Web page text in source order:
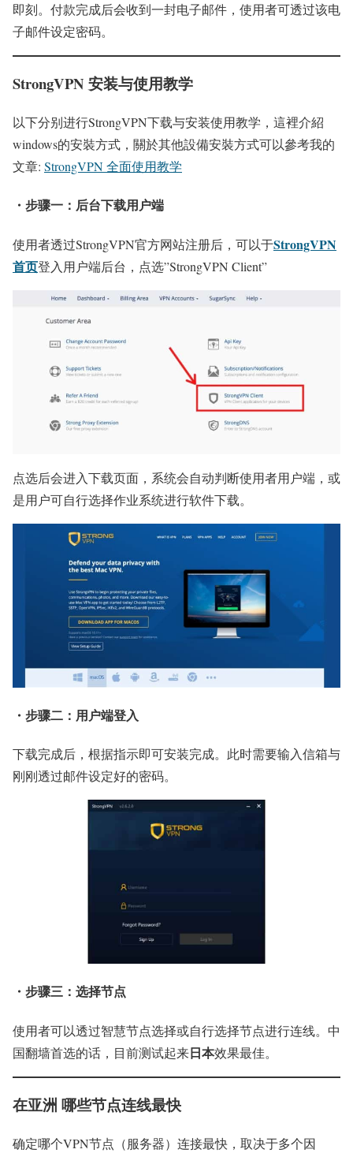
即刻。付款完成后会收到一封电子邮件，使用者可透过该电
子邮件设定密码。
StrongVPN 安装与使用教学
以下分别进行StrongVPN下载与安装使用教学，這裡介紹
windows的安裝方式，關於其他設備安裝方式可以參考我的
文章: StrongVPN 全面使用教学
・步骤一：后台下载用户端
使用者透过StrongVPN官方网站注册后，可以于StrongVPN
首页登入用户端后台，点选”StrongVPN Client”
点选后会进入下载页面，系统会自动判断使用者用户端，或
是用户可自行选择作业系统进行软件下载。
・步骤二：用户端登入
下载完成后，根据指示即可安装完成。此时需要输入信箱与
刚刚透过邮件设定好的密码。
・步骤三：选择节点
使用者可以透过智慧节点选择或自行选择节点进行连线。中
国翻墙首选的话，目前测试起来日本效果最佳。
在亚洲 哪些节点连线最快
确定哪个VPN节点（服务器）连接最快，取决于多个因